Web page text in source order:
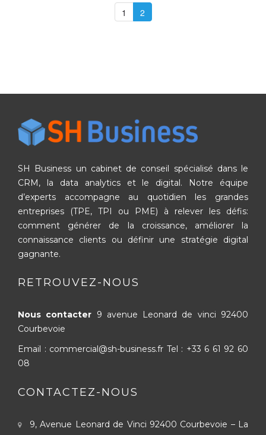
1 2
SH Business un cabinet de conseil spécialisé dans le
CRM, la data analytics et le digital. Notre équipe
d’experts accompagne au quotidien les grandes
entreprises (TPE, TPI ou PME) à relever les défis:
comment générer de la croissance, améliorer la
connaissance clients ou définir une stratégie digital
gagnante.
RETROUVEZ-NOUS
Nous contacter 9 avenue Leonard de vinci 92400
Courbevoie
Email : commercial@sh-business.fr Tel : +33 6 61 92 60
08
CONTACTEZ-NOUS
9, Avenue Leonard de Vinci 92400 Courbevoie – La